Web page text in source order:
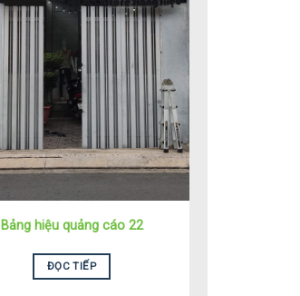
Bảng hiệu quảng cáo 22
ĐỌC TIẾP